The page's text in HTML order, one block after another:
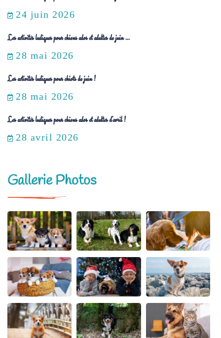
24 juin 2026
Les activités ludiques pour chiens ados et adultes de juin ...
28 mai 2026
Les activités ludiques pour chiots de juin !
28 mai 2026
Les activités ludiques pour chiens ados et adultes d’avril !
28 avril 2026
Gallerie Photos